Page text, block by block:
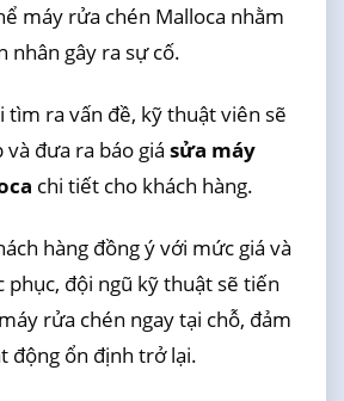
máy rửa chén Malloca nhằm
nhân gây ra sự cố.
tìm ra vấn đề, kỹ thuật viên sẽ
đưa ra báo giá sửa máy
chi tiết cho khách hàng.
hàng đồng ý với mức giá và
phục, đội ngũ kỹ thuật sẽ tiến
rửa chén ngay tại chỗ, đảm
động ổn định trở lại.